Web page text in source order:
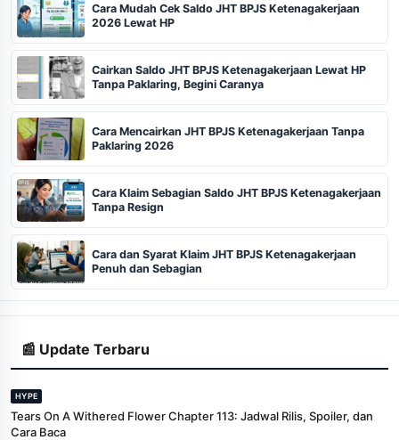
Cara Mudah Cek Saldo JHT BPJS Ketenagakerjaan
2026 Lewat HP
Cairkan Saldo JHT BPJS Ketenagakerjaan Lewat HP
Tanpa Paklaring, Begini Caranya
Cara Mencairkan JHT BPJS Ketenagakerjaan Tanpa
Paklaring 2026
Cara Klaim Sebagian Saldo JHT BPJS Ketenagakerjaan
Tanpa Resign
Cara dan Syarat Klaim JHT BPJS Ketenagakerjaan
Penuh dan Sebagian
📰 Update Terbaru
HYPE
Tears On A Withered Flower Chapter 113: Jadwal Rilis, Spoiler, dan
Cara Baca